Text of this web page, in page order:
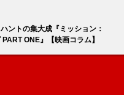
ントの集大成『ミッション：
ONE』【映画コラム】